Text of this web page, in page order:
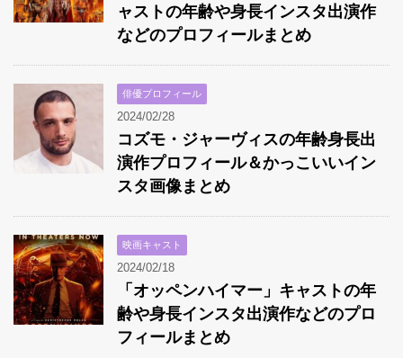
ャストの年齢や身長インスタ出演作
などのプロフィールまとめ
俳優プロフィール
2024/02/28
コズモ・ジャーヴィスの年齢身長出
演作プロフィール＆かっこいいイン
スタ画像まとめ
映画キャスト
2024/02/18
「オッペンハイマー」キャストの年
齢や身長インスタ出演作などのプロ
フィールまとめ